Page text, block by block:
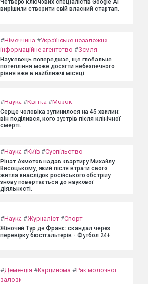
Четверо ключових спеціалістів Google AI
вирішили створити свій власний стартап.
#Німеччина #Українське незалежне
інформаційне агентство #Земля
Науковець попереджає, що глобальне
потепління може досягти небезпечного
рівня вже в найближчі місяці.
#Наука #Квітка #Мозок
Серце чоловіка зупинилося на 45 хвилин:
він поділився, кого зустрів після клінічної
смерті.
#Наука #Київ #Суспільство
Рінат Ахметов надав квартиру Михайлу
Висоцькому, який після втрати свого
житла внаслідок російського обстрілу
знову повертається до наукової
діяльності.
#Наука #Журналіст #Спорт
Жіночий Тур де Франс: скандал через
перевірку бюстгальтерів - Футбол 24+
#Деменція #Карцинома #Рак молочної
залози